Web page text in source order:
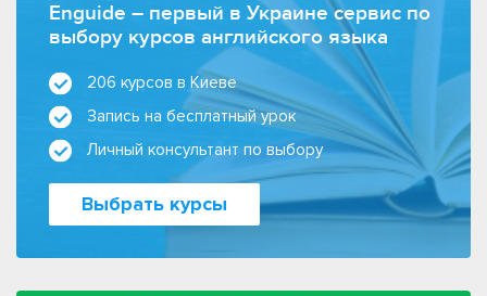
Enguide – первый в Украине сервис по
выбору курсов английского языка
206 курсов в Киеве
Запись на бесплатный урок
Личный консультант по выбору
Выбрать курсы